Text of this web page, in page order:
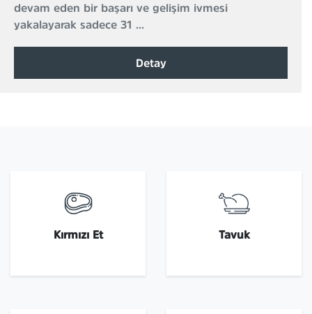
devam eden bir başarı ve gelişim ivmesi
yakalayarak sadece 31 ...
Detay
Kırmızı Et Tavuk